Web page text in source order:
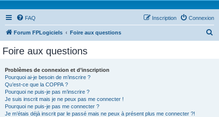
FAQ Connexion
Inscription
Forum FPLogiciels Foire aux questions
Foire aux questions
Problèmes de connexion et d’inscription
Pourquoi ai-je besoin de m’inscrire ?
Qu’est-ce que la COPPA ?
Pourquoi ne puis-je pas m’inscrire ?
Je suis inscrit mais je ne peux pas me connecter !
Pourquoi ne puis-je pas me connecter ?
Je m’étais déjà inscrit par le passé mais ne peux à présent plus me connecter ?!